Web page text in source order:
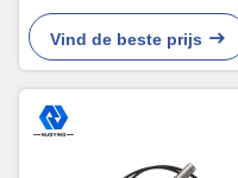
mm 22 mm 16 mm
Vind de beste prijs